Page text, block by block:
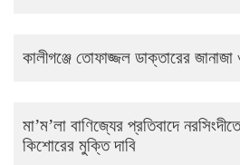
কালীগঞ্জে তোফাজ্জল ডাক্তারের
মা’ম’লা বাণিজ্যের প্রতিবাদে
কিশোরের মুক্তি দাবি